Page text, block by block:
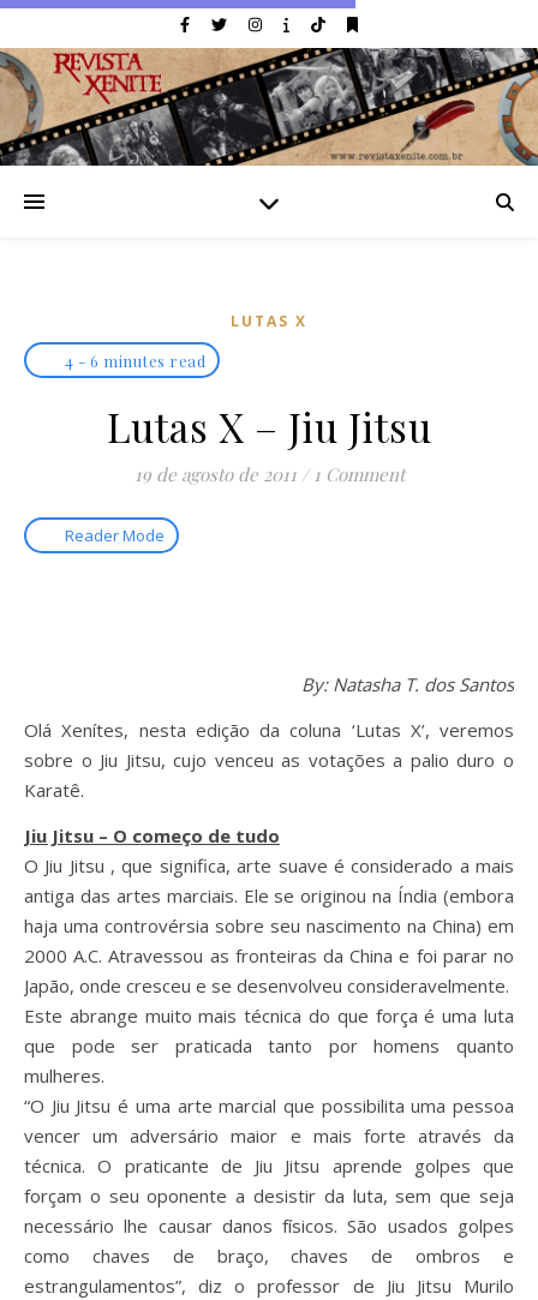
LUTAS X
4 - 6 minutes read
Lutas X – Jiu Jitsu
19 de agosto de 2011 / 1 Comment
Reader Mode
By: Natasha T. dos Santos
Olá Xenítes, nesta edição da coluna ‘Lutas X’, veremos
sobre o Jiu Jitsu, cujo venceu as votações a palio duro o
Karatê.
Jiu Jitsu – O começo de tudo
O Jiu Jitsu , que significa, arte suave é considerado a mais
antiga das artes marciais. Ele se originou na Índia (embora
haja uma controvérsia sobre seu nascimento na China) em
2000 A.C. Atravessou as fronteiras da China e foi parar no
Japão, onde cresceu e se desenvolveu consideravelmente.
Este abrange muito mais técnica do que força é uma luta
que pode ser praticada tanto por homens quanto
mulheres.
“O Jiu Jitsu é uma arte marcial que possibilita uma pessoa
vencer um adversário maior e mais forte através da
técnica. O praticante de Jiu Jitsu aprende golpes que
forçam o seu oponente a desistir da luta, sem que seja
necessário lhe causar danos físicos. São usados golpes
como chaves de braço, chaves de ombros e
estrangulamentos”, diz o professor de Jiu Jitsu Murilo